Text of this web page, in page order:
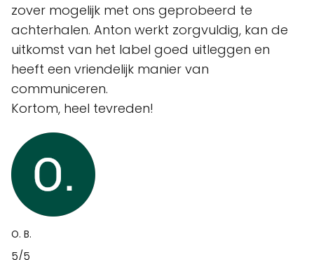
zover mogelijk met ons geprobeerd te
achterhalen. Anton werkt zorgvuldig, kan de
uitkomst van het label goed uitleggen en
heeft een vriendelijk manier van
communiceren.
Kortom, heel tevreden!
O. B.
5/5